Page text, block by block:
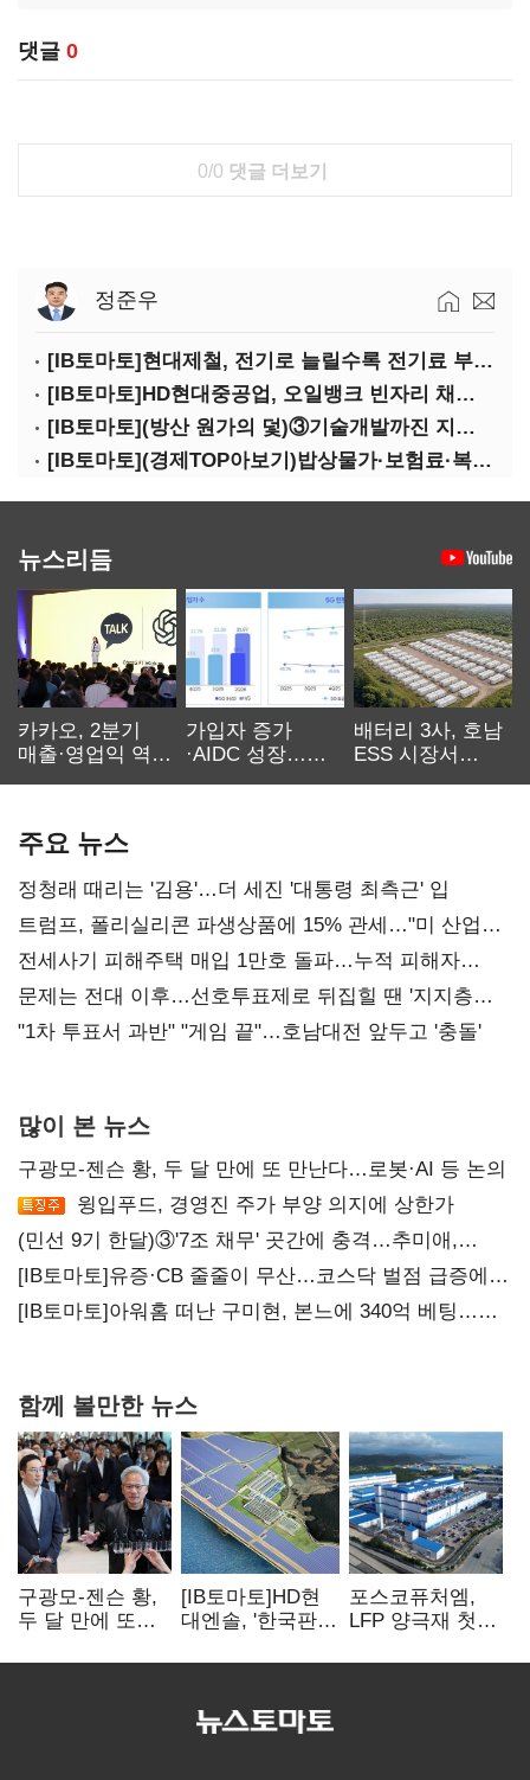
댓글 0
0/0 댓글 더보기
정준우
[IB토마토]현대제철, 전기로 늘릴수록 전기료 부담…저탄소 전환의 역설
[IB토마토]HD현대중공업, 오일뱅크 빈자리 채웠다…그룹 배당 핵심축 부상
[IB토마토](방산 원가의 덫)③기술개발까진 지원…수출은 각자도생
[IB토마토](경제TOP아보기)밥상물가·보험료·복구비…장마가 내미는 청구서
뉴스리듬
카카오, 2분기
매출·영업익 역대
가입자 증가
·AIDC 성장…
배터리 3사, 호남
ESS 시장서
주요 뉴스
정청래 때리는 '김용'…더 세진 '대통령 최측근' 입
트럼프, 폴리실리콘 파생상품에 15% 관세…"미 산업
재건"
전세사기 피해주택 매입 1만호 돌파…누적 피해자
4만278명
문제는 전대 이후…선호투표제로 뒤집힐 땐 '지지층
불복'
"1차 투표서 과반" "게임 끝"…호남대전 앞두고 '충돌'
많이 본 뉴스
구광모-젠슨 황, 두 달 만에 또 만난다…로봇·AI 등 논의
윙입푸드, 경영진 주가 부양 의지에 상한가
(민선 9기 한달)③'7조 채무' 곳간에 충격…추미애,
20년만에 '비상재정' 선언 승부수
[IB토마토]유증·CB 줄줄이 무산…코스닥 벌점 급증에
상폐 압박
[IB토마토]아워홈 떠난 구미현, 본느에 340억 베팅…
함께 볼만한 뉴스
구광모-젠슨 황,
두 달 만에 또
등 논의
[IB토마토]HD현
대엔솔, '한국판
세액공제 선택이
포스코퓨처엠,
LFP 양극재 첫
ESS 시장 공략